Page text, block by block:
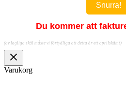
Snurra!
Du kommer att
(av lagliga skäl måste vi förtydliga att detta är ett aprilskämt)
Varukorg